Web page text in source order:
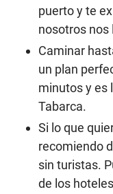
puerto y te
nosotros nos
Caminar
un plan
minutos y es
Tabarca.
Si lo que
recomiendo
sin turistas.
de los